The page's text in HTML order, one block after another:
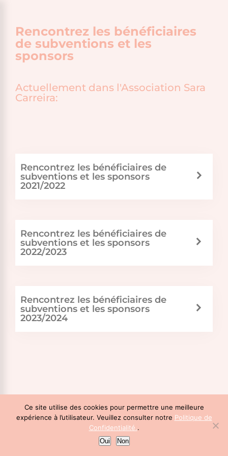
Menu
Rencontrez les bénéficiaires
de subventions et les
sponsors
Actuellement dans l'Association Sara
Carreira:
Rencontrez les bénéficiaires de
subventions et les sponsors
2021/2022
Rencontrez les bénéficiaires de
subventions et les sponsors
2022/2023
Rencontrez les bénéficiaires de
subventions et les sponsors
2023/2024
Ce site utilise des cookies pour permettre une meilleure
expérience à l’utilisateur. Veuillez consulter notre Politique de
Confidentialité..
Oui Non